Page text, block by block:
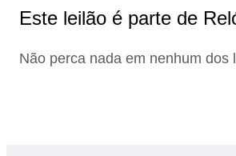
Este leilão é parte de
Não perca nada em nenhum dos